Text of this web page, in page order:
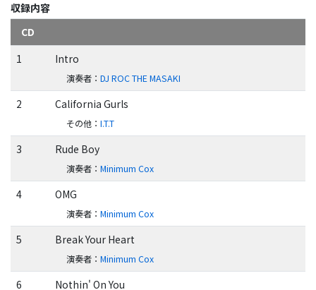
収録内容
CD
1
Intro
演奏者： DJ ROC THE MASAKI
2 California Gurls
その他： I.T.T
3 Rude Boy
演奏者： Minimum Cox
4 OMG
演奏者： Minimum Cox
5 Break Your Heart
演奏者： Minimum Cox
6 Nothin' On You